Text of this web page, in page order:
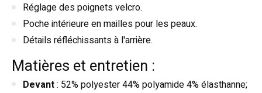
Réglage des poignets velcro.
Poche intérieure en mailles pour les peaux.
Détails réfléchissants à l'arrière.
Matières et entretien :
Devant: 52% polyester 44% polyamide 4% élasthanne;